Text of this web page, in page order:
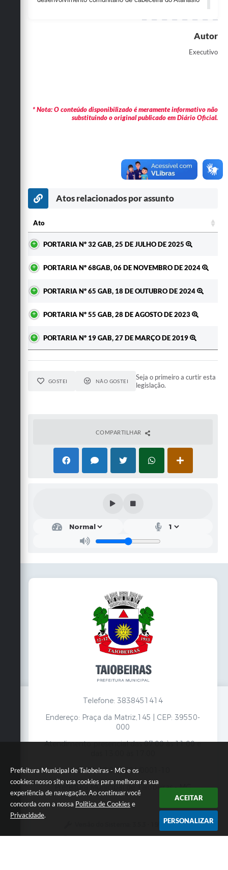
Prefeitura Municipal de Taiobeiras - MG e os
cookies: nosso site usa cookies para melhorar a sua
experiência de navegação. Ao continuar você
concorda com a nossa Política de Cookies e
Privacidade.
ACEITAR
PERSONALIZAR
Links
Secretarias
Autor
Executivo
* Nota: O conteúdo disponibilizado é meramente informativo não
substituindo o original publicado em Diário Oficial.
Atos relacionados por assunto
Ato
PORTARIA Nº 32 GAB, 25 DE JULHO DE 2025
PORTARIA Nº 68GAB, 06 DE NOVEMBRO DE 2024
PORTARIA Nº 65 GAB, 18 DE OUTUBRO DE 2024
PORTARIA Nº 55 GAB, 28 DE AGOSTO DE 2023
PORTARIA Nº 19 GAB, 27 DE MARÇO DE 2019
GOSTEI NÃO GOSTEI
Seja o primeiro a curtir esta
legislação.
COMPARTILHAR
Telefone: 3838451414
Endereço: Praça da Matriz,145 | CEP: 39550-
000
Atendimento presencial das 07:00 às 11:00 e
CNPJ: 18.017.384/0001-10
Prefeitura Municipal de Taiobeiras - MG
3.5.3 - 19/06/2026